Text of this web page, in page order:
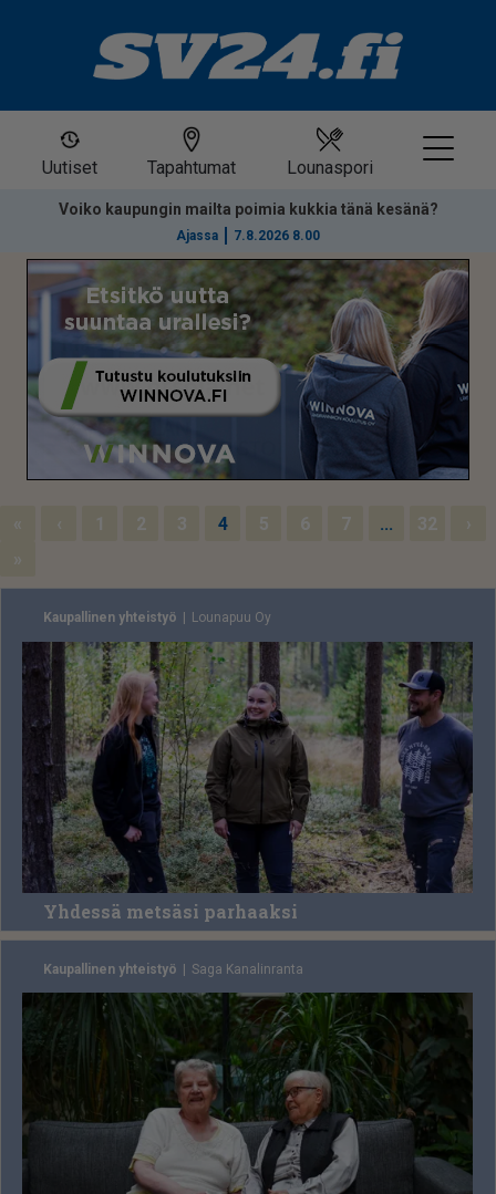
Uutiset Tapahtumat Lounaspori
Voiko kaupungin mailta poimia kukkia tänä kesänä?
Ajassa 7.8.2026 8.00
« ‹ 1 2 3 4 5 6 7 ... 32
›
»
Kaupallinen yhteistyö Lou­na­puu Oy
Yhdessä metsäsi parhaaksi
Kaupallinen yhteistyö Saga Ka­na­lin­ran­ta